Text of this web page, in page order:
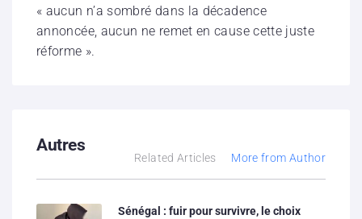
« aucun n’a sombré dans la décadence
annoncée, aucun ne remet en cause cette juste
réforme ».
Autres
Related Articles More from Author
Sénégal : fuir pour survivre, le choix